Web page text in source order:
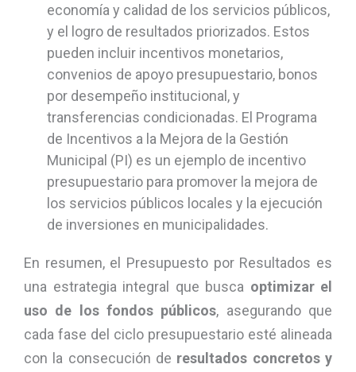
economía y calidad de los servicios públicos,
y el logro de resultados priorizados. Estos
pueden incluir incentivos monetarios,
convenios de apoyo presupuestario, bonos
por desempeño institucional, y
transferencias condicionadas. El Programa
de Incentivos a la Mejora de la Gestión
Municipal (PI) es un ejemplo de incentivo
presupuestario para promover la mejora de
los servicios públicos locales y la ejecución
de inversiones en municipalidades.
En resumen, el Presupuesto por Resultados es
una estrategia integral que busca optimizar el
uso de los fondos públicos, asegurando que
cada fase del ciclo presupuestario esté alineada
con la consecución de resultados concretos y